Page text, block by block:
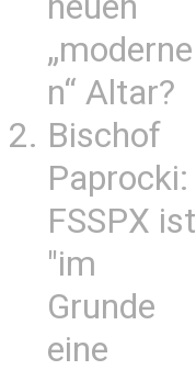
„moderne
n“ Altar?
Bischof
Paprocki:
FSSPX ist
"im
Grunde
eine